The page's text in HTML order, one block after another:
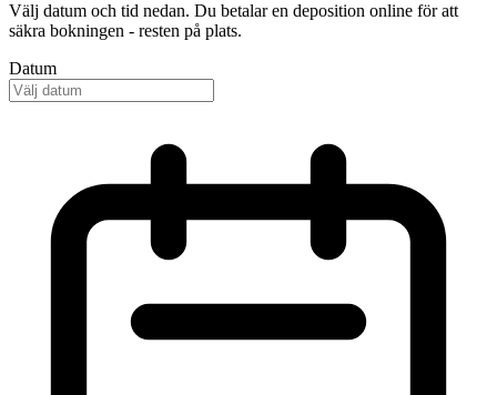
Välj datum och tid nedan. Du betalar en deposition online för att
säkra bokningen - resten på plats.
Datum